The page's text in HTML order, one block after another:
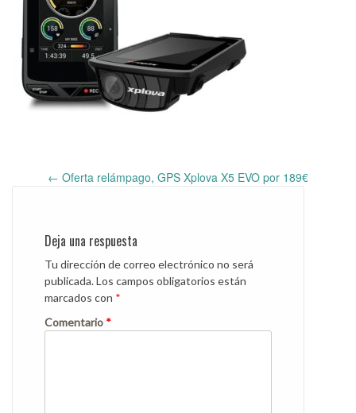
Post
← Oferta relámpago, GPS Xplova X5 EVO por 189€
Deja una respuesta
Tu dirección de correo electrónico no será
publicada.Los campos obligatorios están
marcados con *
Comentario *